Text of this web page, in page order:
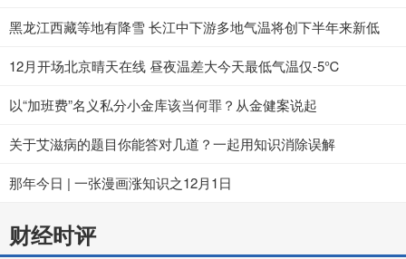
黑龙江西藏等地有降雪 长江中下游多地气温将创下半年来新低
12月开场北京晴天在线 昼夜温差大今天最低气温仅-5℃
以“加班费”名义私分小金库该当何罪？从金健案说起
关于艾滋病的题目你能答对几道？一起用知识消除误解
那年今日 | 一张漫画涨知识之12月1日
财经时评